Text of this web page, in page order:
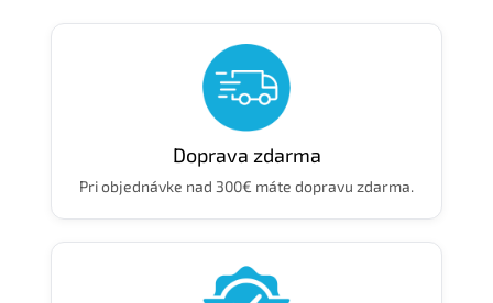
Doprava zdarma
Pri objednávke nad 300€ máte dopravu zdarma.